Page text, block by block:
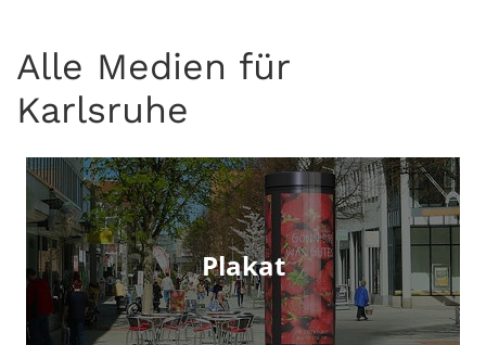
Alle Medien für
Karlsruhe
Plakat